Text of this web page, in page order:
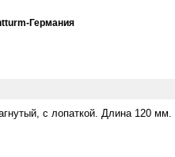
Германия
с лопаткой. Длина 120 мм.